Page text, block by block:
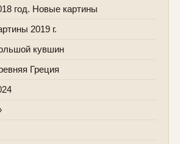
год. Новые картины
2019 г.
кувшин
Греция